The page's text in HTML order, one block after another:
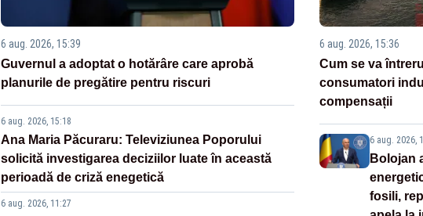
6 aug. 2026, 15:39
Guvernul a adoptat o hotărâre care aprobă
planurile de pregătire pentru riscuri
6 aug. 2026, 15:18
Ana Maria Păcuraru: Televiziunea Poporului
solicită investigarea deciziilor luate în această
perioadă de criză enegetică
6 aug. 2026, 11:27
6 aug. 2026, 15:36
Cum se va
consumatori
compensații
6 aug. 2026,
Bolojan
fosili,